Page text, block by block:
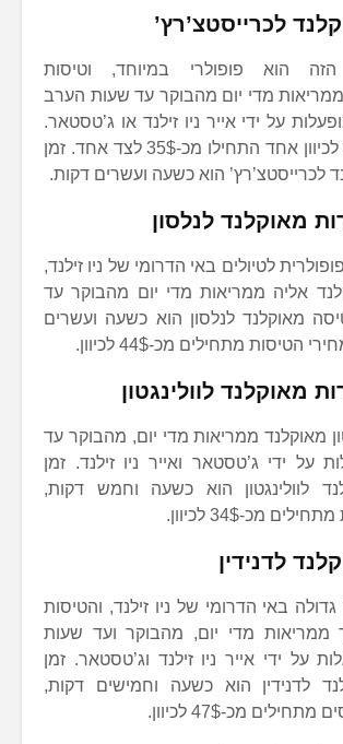
לכרייסטצ’רץ’
הוא פופולרי במיוחד, וטיסות
ממריאות מדי יום מהבוקר עד שעות הערב
על ידי אייר ניו זילנד או ג’טסטאר.
מחירי הטיסות לכיוון אחד התחילו מכ-35$ לצד אחד. זמן
לכרייסטצ’רץ’ הוא כשעה ועשרים דקות.
מאוקלנד לנלסון
לטיולים באי הדרומי של ניו זילנד,
אליה ממריאות מדי יום מהבוקר עד
מאוקלנד לנלסון הוא כשעה ועשרים
הטיסות מתחילים מכ-44$ לכיוון.
מאוקלנד לוולינגטון
מאוקלנד ממריאות מדי יום, מהבוקר עד
על ידי ג’טסטאר ואייר ניו זילנד. זמן
לוולינגטון הוא כשעה וחמש דקות,
מכ-34$ לכיוון.
לדנידין
גדולה באי הדרומי של ניו זילנד, והטיסות
ממריאות מדי יום, מהבוקר ועד שעות
על ידי אייר ניו זילנד וג’טסטאר. זמן
לדנידין הוא כשעה וחמישים דקות,
מכ-47$ לכיוון.